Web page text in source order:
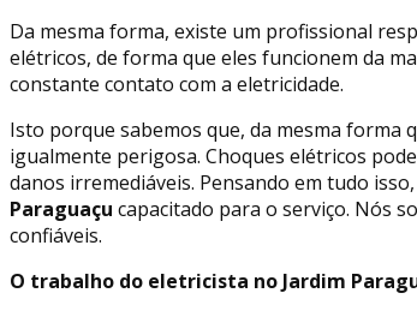
Da mesma forma, existe um profissional
elétricos, de forma que eles funcionem da
constante contato com a eletricidade.
Isto porque sabemos que, da mesma forma
igualmente perigosa. Choques elétricos
danos irremediáveis. Pensando em tudo
Paraguaçu capacitado para o serviço. Nós
confiáveis.
O trabalho do eletricista no Jardim